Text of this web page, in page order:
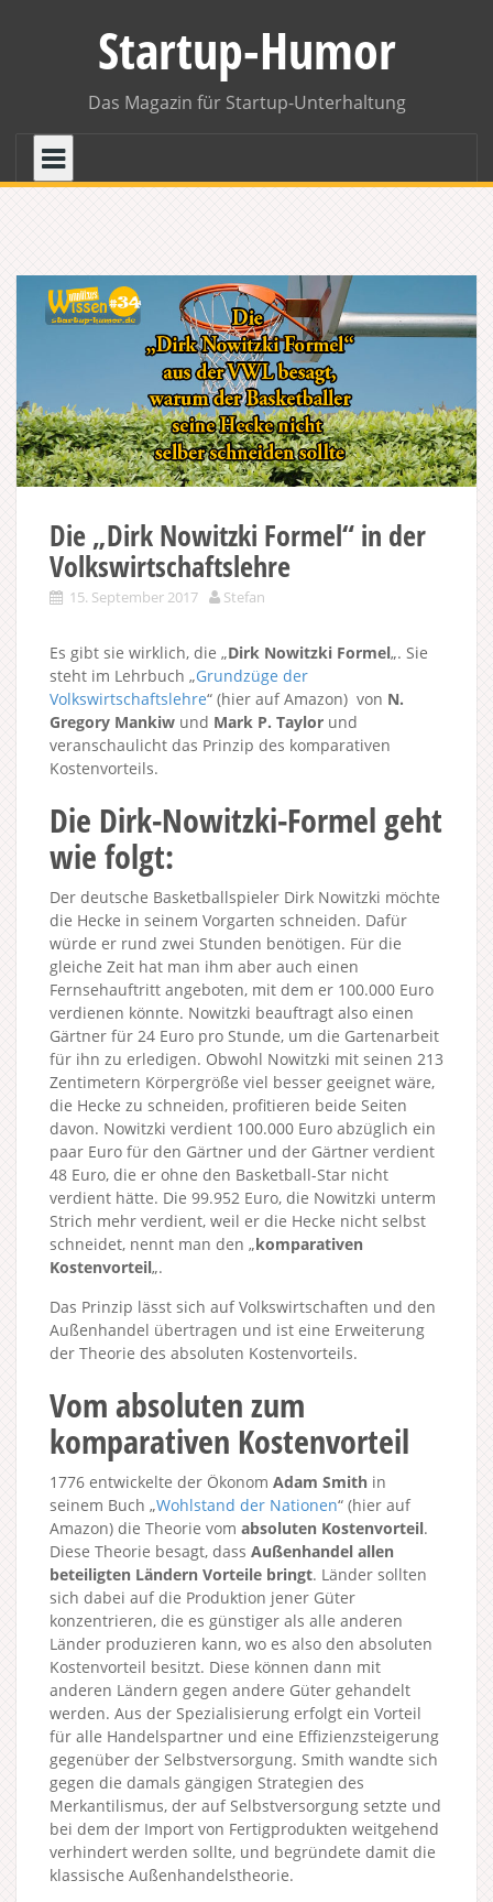
Startup-Humor
Das Magazin für Startup-Unterhaltung
Die „Dirk Nowitzki Formel“ in der
Volkswirtschaftslehre
15. September 2017 Stefan
Es gibt sie wirklich, die „Dirk Nowitzki Formel„. Sie
steht im Lehrbuch „Grundzüge der
Volkswirtschaftslehre“ (hier auf Amazon) von N.
Gregory Mankiw und Mark P. Taylor und
veranschaulicht das Prinzip des komparativen
Kostenvorteils.
Die Dirk-Nowitzki-Formel geht
wie folgt:
Der deutsche Basketballspieler Dirk Nowitzki möchte
die Hecke in seinem Vorgarten schneiden. Dafür
würde er rund zwei Stunden benötigen. Für die
gleiche Zeit hat man ihm aber auch einen
Fernsehauftritt angeboten, mit dem er 100.000 Euro
verdienen könnte. Nowitzki beauftragt also einen
Gärtner für 24 Euro pro Stunde, um die Gartenarbeit
für ihn zu erledigen. Obwohl Nowitzki mit seinen 213
Zentimetern Körpergröße viel besser geeignet wäre,
die Hecke zu schneiden, profitieren beide Seiten
davon. Nowitzki verdient 100.000 Euro abzüglich ein
paar Euro für den Gärtner und der Gärtner verdient
48 Euro, die er ohne den Basketball-Star nicht
verdient hätte. Die 99.952 Euro, die Nowitzki unterm
Strich mehr verdient, weil er die Hecke nicht selbst
schneidet, nennt man den „komparativen
Kostenvorteil„.
Das Prinzip lässt sich auf Volkswirtschaften und den
Außenhandel übertragen und ist eine Erweiterung
der Theorie des absoluten Kostenvorteils.
Vom absoluten zum
komparativen Kostenvorteil
1776 entwickelte der Ökonom Adam Smith in
seinem Buch „Wohlstand der Nationen“ (hier auf
Amazon) die Theorie vom absoluten Kostenvorteil.
Diese Theorie besagt, dass Außenhandel allen
beteiligten Ländern Vorteile bringt. Länder sollten
sich dabei auf die Produktion jener Güter
konzentrieren, die es günstiger als alle anderen
Länder produzieren kann, wo es also den absoluten
Kostenvorteil besitzt. Diese können dann mit
anderen Ländern gegen andere Güter gehandelt
werden. Aus der Spezialisierung erfolgt ein Vorteil
für alle Handelspartner und eine Effizienzsteigerung
gegenüber der Selbstversorgung. Smith wandte sich
gegen die damals gängigen Strategien des
Merkantilismus, der auf Selbstversorgung setzte und
bei dem der Import von Fertigprodukten weitgehend
verhindert werden sollte, und begründete damit die
klassische Außenhandelstheorie.